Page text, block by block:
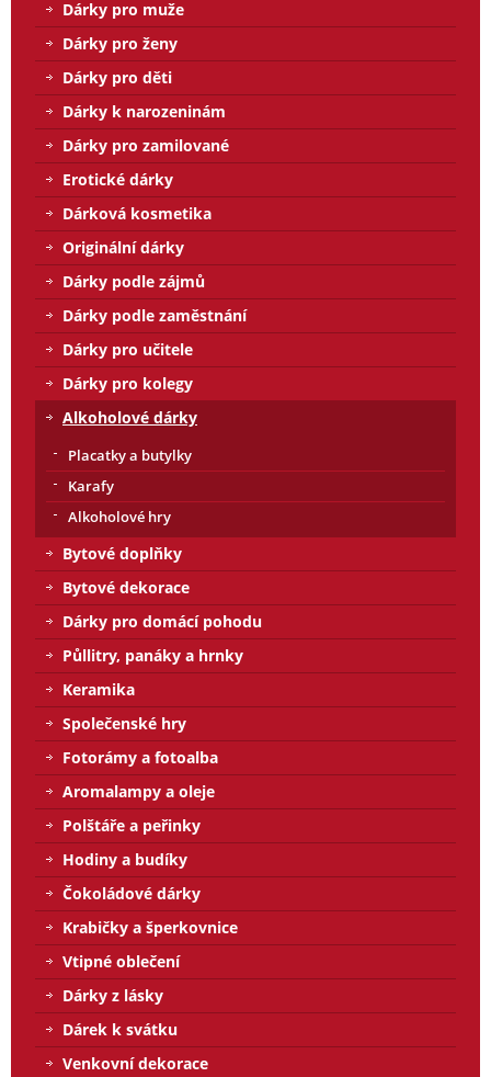
Dárky pro muže
Dárky pro ženy
Dárky pro děti
Dárky k narozeninám
Dárky pro zamilované
Erotické dárky
Dárková kosmetika
Originální dárky
Dárky podle zájmů
Dárky podle zaměstnání
Dárky pro učitele
Dárky pro kolegy
Alkoholové dárky
Placatky a butylky
Karafy
Alkoholové hry
Bytové doplňky
Bytové dekorace
Dárky pro domácí pohodu
Půllitry, panáky a hrnky
Keramika
Společenské hry
Fotorámy a fotoalba
Aromalampy a oleje
Polštáře a peřinky
Hodiny a budíky
Čokoládové dárky
Krabičky a šperkovnice
Vtipné oblečení
Dárky z lásky
Dárek k svátku
Venkovní dekorace